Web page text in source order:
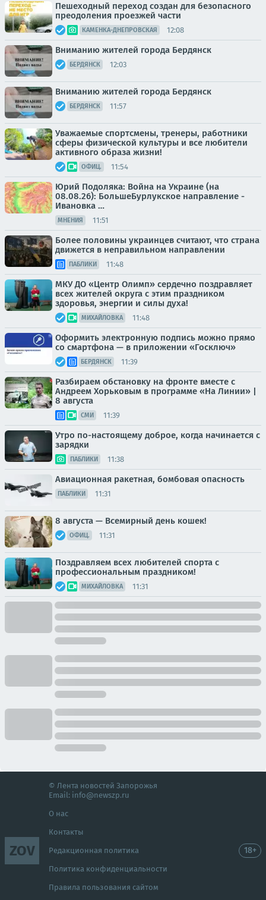
Пешеходный переход создан для безопасного
преодоления проезжей части
КАМЕНКА-ДНЕПРОВСКАЯ 12:08
Вниманию жителей города Бердянск
БЕРДЯНСК 12:03
Вниманию жителей города Бердянск
БЕРДЯНСК 11:57
Уважаемые спортсмены, тренеры, работники
сферы физической культуры и все любители
активного образа жизни!
ОФИЦ. 11:54
Юрий Подоляка: Война на Украине (на
08.08.26): БольшеБурлукское направление -
Ивановка …
МНЕНИЯ 11:51
Более половины украинцев считают, что страна
движется в неправильном направлении
ПАБЛИКИ 11:48
МКУ ДО «Центр Олимп» сердечно поздравляет
всех жителей округа с этим праздником
здоровья, энергии и силы духа!
МИХАЙЛОВКА 11:48
Оформить электронную подпись можно прямо
со смартфона — в приложении «Госключ»
БЕРДЯНСК 11:39
Разбираем обстановку на фронте вместе с
Андреем Хорьковым в программе «На Линии» |
8 августа
СМИ 11:39
Утро по-настоящему доброе, когда начинается с
зарядки
ПАБЛИКИ 11:38
Авиационная ракетная, бомбовая опасность
ПАБЛИКИ 11:31
8 августа — Всемирный день кошек!
ОФИЦ. 11:31
Поздравляем всех любителей спорта с
профессиональным праздником!
МИХАЙЛОВКА 11:31
ZOV
© Лента новостей Запорожья
Email: info@newszp.ru
О нас
Контакты
Редакционная политика
Политика конфиденциальности
Правила пользования сайтом
18+